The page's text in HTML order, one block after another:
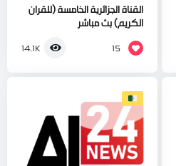
القناة الجزائرية الخامسة (للقران
الكريم) بث مباشر
15
14.1K